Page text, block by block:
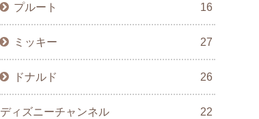
プルート 16
ミッキー 27
ドナルド 26
ディズニーチャンネル 22